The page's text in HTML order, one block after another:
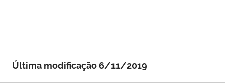
Última modificação 6/11/2019